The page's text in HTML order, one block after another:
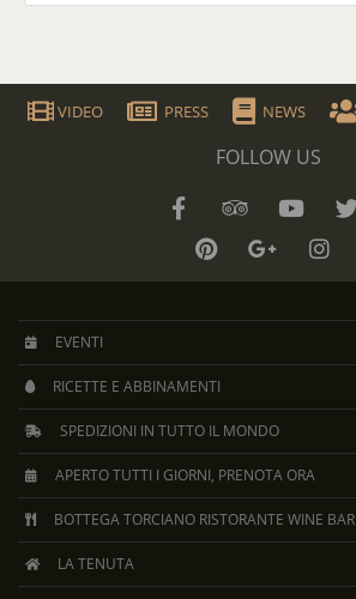
VIDEO PRESS NEWS
FOLLOW US
EVENTI
RICETTE E ABBINAMENTI
SPEDIZIONI IN TUTTO IL MONDO
APERTO TUTTI I GIORNI, PRENOTA ORA
BOTTEGA TORCIANO RISTORANTE WINE BAR
LA TENUTA